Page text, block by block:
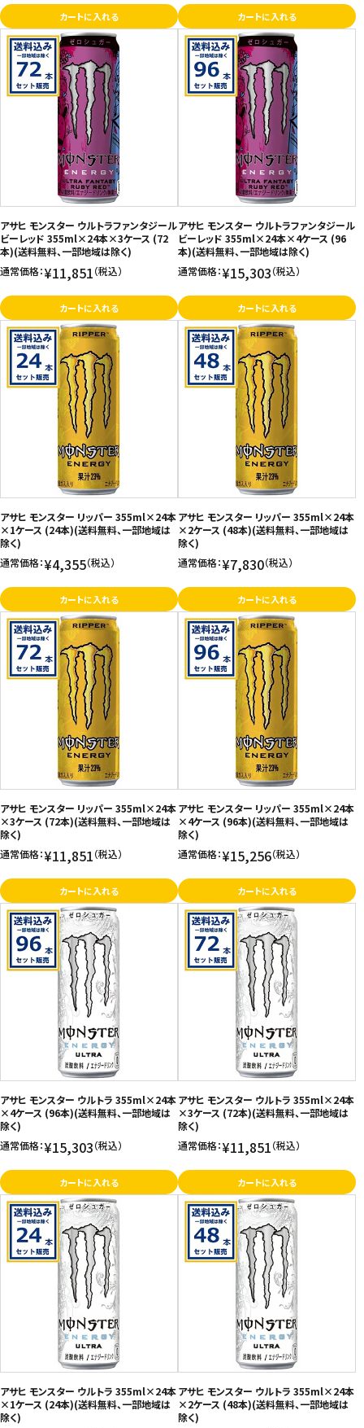
カートに入れる カートに入れる
アサヒ モンスター ウルトラファンタジール
ビーレッド 355ml×24本×3ケース (72
本)(送料無料、一部地域は除く)
通常価格：¥11,851（税込）
カートに入れる
アサヒ モンスター ウルトラファンタジール
ビーレッド 355ml×24本×4ケース (96
本)(送料無料、一部地域は除く)
通常価格：¥15,303（税込）
カートに入れる
アサヒ モンスター リッパー 355ml×24本
×1ケース (24本)(送料無料、一部地域は
除く)
通常価格：¥4,355（税込）
カートに入れる
アサヒ モンスター リッパー 355ml×24本
×2ケース (48本)(送料無料、一部地域は
除く)
通常価格：¥7,830（税込）
カートに入れる
アサヒ モンスター リッパー 355ml×24本
×3ケース (72本)(送料無料、一部地域は
除く)
通常価格：¥11,851（税込）
カートに入れる
アサヒ モンスター リッパー 355ml×24本
×4ケース (96本)(送料無料、一部地域は
除く)
通常価格：¥15,256（税込）
カートに入れる
アサヒ モンスター ウルトラ 355ml×24本
×4ケース (96本)(送料無料、一部地域は
除く)
通常価格：¥15,303（税込）
カートに入れる
アサヒ モンスター ウルトラ 355ml×24本
×3ケース (72本)(送料無料、一部地域は
除く)
通常価格：¥11,851（税込）
カートに入れる
アサヒ モンスター ウルトラ 355ml×24本
×1ケース (24本)(送料無料、一部地域は
除く)
アサヒ モンスター ウルトラ 355ml×24本
×2ケース (48本)(送料無料、一部地域は
除く)